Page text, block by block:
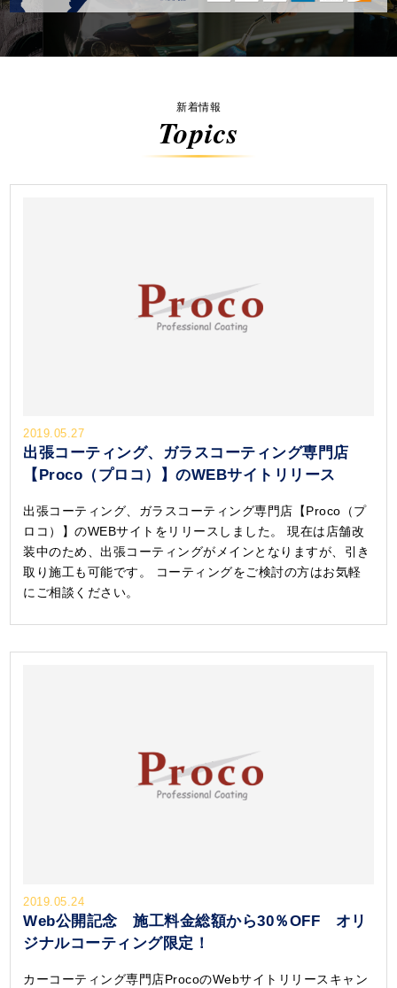
新着情報
Topics
2019.05.27
出張コーティング、ガラスコーティング専門店
【Proco（プロコ）】のWEBサイトリリース
出張コーティング、ガラスコーティング専門店【Proco（プ
ロコ）】のWEBサイトをリリースしました。 現在は店舗改
装中のため、出張コーティングがメインとなりますが、引き
取り施工も可能です。 コーティングをご検討の方はお気軽
にご相談ください。
2019.05.24
Web公開記念 施工料金総額から30％OFF オリ
ジナルコーティング限定！
カーコーティング専門店ProcoのWebサイトリリースキャン